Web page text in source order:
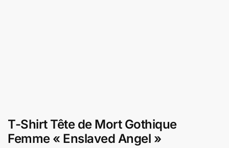
T-Shirt Tête de Mort Gothique
Femme « Enslaved Angel »